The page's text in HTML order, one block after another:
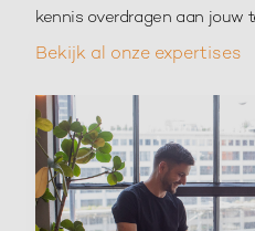
kennis overdragen aan jouw
Bekijk al onze expertises